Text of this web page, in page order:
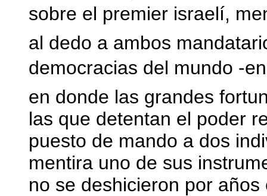
sobre el premier israelí,
al dedo a ambos
democracias del mundo -
en donde las grandes
las que detentan el poder
puesto de mando a dos
mentira uno de sus
no se deshicieron por